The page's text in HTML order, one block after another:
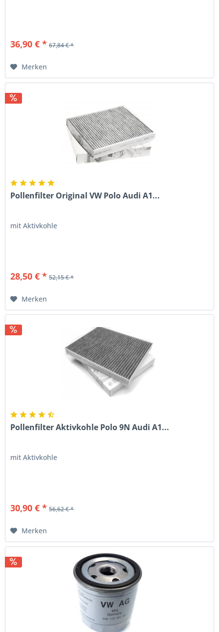
36,90 € * 67,84 € *
Merken
Pollenfilter Original VW Polo Audi A1...
mit Aktivkohle
28,50 € * 52,15 € *
Merken
Pollenfilter Aktivkohle Polo 9N Audi A1...
mit Aktivkohle
30,90 € * 56,62 € *
Merken